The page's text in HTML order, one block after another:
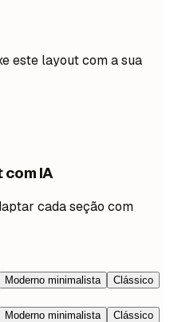
este layout com a sua
com IA
cada seção com
Moderno minimalista
Clássico
Moderno minimalista
Clássico